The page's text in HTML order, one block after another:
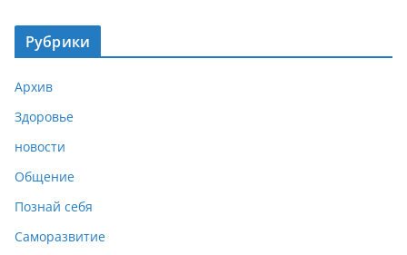
Рубрики
Архив
Здоровье
новости
Общение
Познай себя
Саморазвитие